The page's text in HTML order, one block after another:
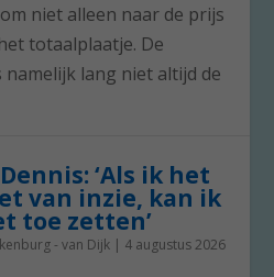
niet alleen naar de prijs
totaalplaatje. De
lang niet altijd de
‘Als ik het
van inzie, kan ik
toe zetten’
- van Dijk | 4 augustus 2026